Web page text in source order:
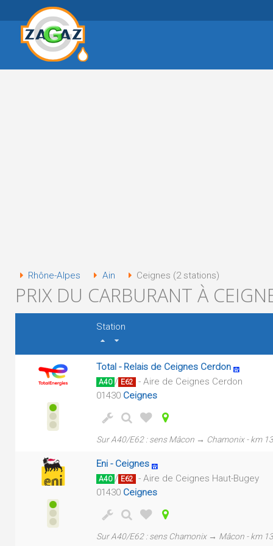
Rhône-Alpes Ain Ceignes (2 stations)
PRIX DU CARBURANT À
Station
Total - Relais de Ceignes Cerdon
A40 / E62
- Aire de Ceignes Cerdon
01430 Ceignes
Sur A40/E62 : sens Mâcon → Chamonix - km
Eni - Ceignes
A40 / E62
- Aire de Ceignes Haut-Bugey
01430 Ceignes
Sur A40/E62 : sens Chamonix → Mâcon - km